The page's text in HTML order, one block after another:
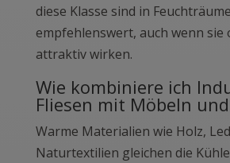
diese Klasse sind in
empfehlenswert, auch wenn sie
attraktiv wirken.
Wie kombiniere ich
Fliesen mit Möbeln
Warme Materialien wie Holz,
Naturtextilien gleichen die